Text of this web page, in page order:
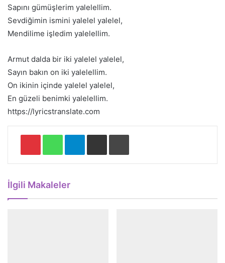
Sapını gümüşlerim yalelellim.
Sevdiğimin ismini yalelel yalelel,
Mendilime işledim yalelellim.
Armut dalda bir iki yalelel yalelel,
Sayın bakın on iki yalelellim.
On ikinin içinde yalelel yalelel,
En güzeli benimki yalelellim.
https://lyricstranslate.com
Pinterest WhatsApp Telegram E-Posta ile paylaş Yazdır
İlgili Makaleler